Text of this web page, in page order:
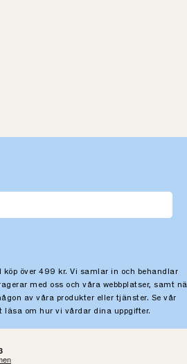
köp över 499 kr. Vi samlar in och behandlar
med oss och våra webbplatser, samt
av våra produkter eller tjänster. Se vår
läsa om hur vi vårdar dina uppgifter.